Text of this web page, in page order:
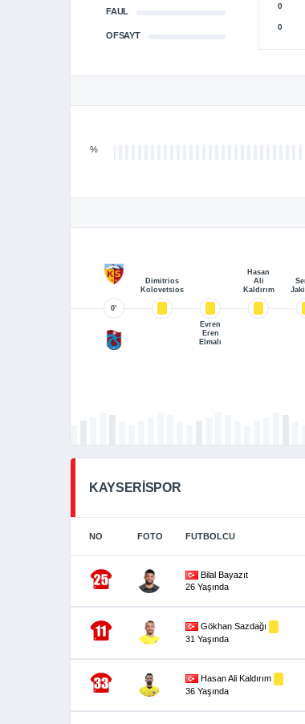
0
0
FAUL
OFSAYT
%
0’
Dimitrios
Kolovetsios
Evren
Eren
Elmalı
Hasan
Ali
Kaldırım
KAYSERİSPOR
NO FOTO FUTBOLCU
Bilal Bayazıt
26 Yaşında
Gökhan Sazdağı
31 Yaşında
Hasan Ali Kaldırım
36 Yaşında